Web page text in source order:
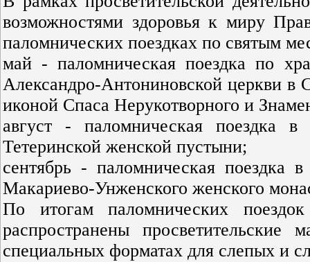
возможностями здоровья к миру
паломнических поездках по святым
май - паломническая поездка по
Александро-Антониновской церкви в
иконой Спаса Нерукотворного и
август - паломническая поездка
Тетеринской женской пустыни;
сентябрь - паломническая поездка
Макариево-Унженского женского
По итогам паломнических поездок
распространены
специальных форматах для слепых и